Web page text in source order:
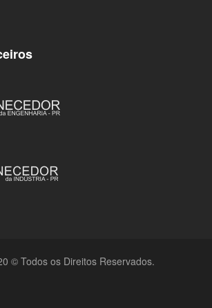
© Todos os Direitos Reservados.